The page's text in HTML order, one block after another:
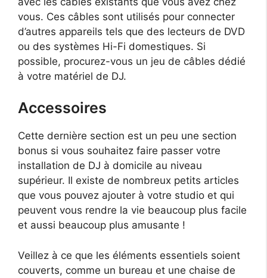
vous. Ces câbles sont utilisés pour connecter
d’autres appareils tels que des lecteurs de DVD
ou des systèmes Hi-Fi domestiques. Si
possible, procurez-vous un jeu de câbles dédié
à votre matériel de DJ.
Accessoires
Cette dernière section est un peu une section
bonus si vous souhaitez faire passer votre
installation de DJ à domicile au niveau
supérieur. Il existe de nombreux petits articles
que vous pouvez ajouter à votre studio et qui
peuvent vous rendre la vie beaucoup plus facile
et aussi beaucoup plus amusante !
Veillez à ce que les éléments essentiels soient
couverts, comme un bureau et une chaise de